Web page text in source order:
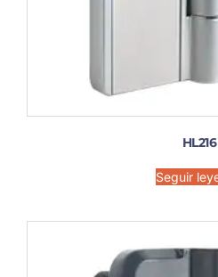
HL216
Seguir